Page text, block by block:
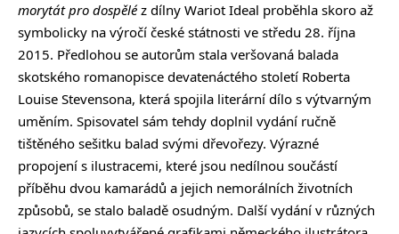
morytát pro dospěléz dílny Wariot Ideal proběhla skoro až
symbolicky na výročí české státnosti ve středu 28. října
2015. Předlohou se autorům stala veršovaná balada
skotského romanopisce devatenáctého století Roberta
Louise Stevensona, která spojila literární dílo s výtvarným
uměním. Spisovatel sám tehdy doplnil vydání ručně
tištěného sešitku balad svými dřevořezy. Výrazné
propojení s ilustracemi, které jsou nedílnou součástí
příběhu dvou kamarádů a jejich nemorálních životních
způsobů, se stalo baladě osudným. Další vydání v různých